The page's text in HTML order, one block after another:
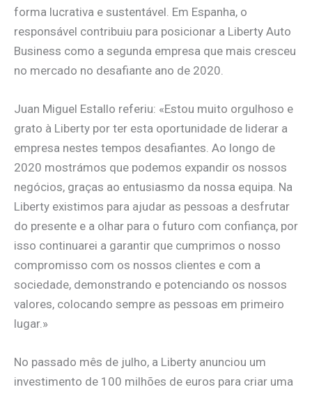
forma lucrativa e sustentável. Em Espanha, o
responsável contribuiu para posicionar a Liberty Auto
Business como a segunda empresa que mais cresceu
no mercado no desafiante ano de 2020.
Juan Miguel Estallo referiu: «Estou muito orgulhoso e
grato à Liberty por ter esta oportunidade de liderar a
empresa nestes tempos desafiantes. Ao longo de
2020 mostrámos que podemos expandir os nossos
negócios, graças ao entusiasmo da nossa equipa. Na
Liberty existimos para ajudar as pessoas a desfrutar
do presente e a olhar para o futuro com confiança, por
isso continuarei a garantir que cumprimos o nosso
compromisso com os nossos clientes e com a
sociedade, demonstrando e potenciando os nossos
valores, colocando sempre as pessoas em primeiro
lugar.»
No passado mês de julho, a Liberty anunciou um
investimento de 100 milhões de euros para criar uma